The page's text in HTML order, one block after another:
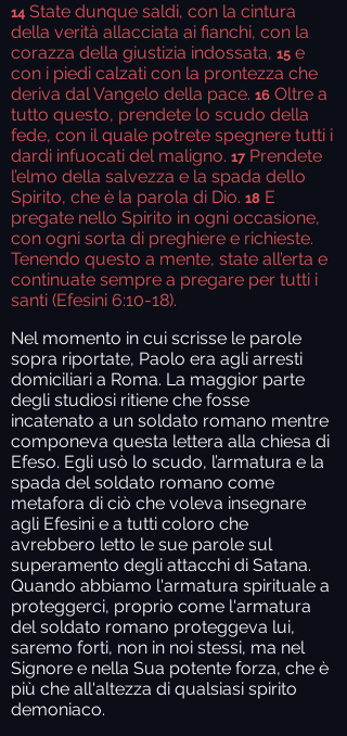
14 State dunque saldi, con la cintura
della verità allacciata ai fianchi, con la
corazza della giustizia indossata, 15 e
con i piedi calzati con la prontezza che
deriva dal Vangelo della pace. 16 Oltre a
tutto questo, prendete lo scudo della
fede, con il quale potrete spegnere tutti i
dardi infuocati del maligno. 17 Prendete
l’elmo della salvezza e la spada dello
Spirito, che è la parola di Dio. 18 E
pregate nello Spirito in ogni occasione,
con ogni sorta di preghiere e richieste.
Tenendo questo a mente, state all’erta e
continuate sempre a pregare per tutti i
santi (Efesini 6:10-18).
Nel momento in cui scrisse le parole
sopra riportate, Paolo era agli arresti
domiciliari a Roma. La maggior parte
degli studiosi ritiene che fosse
incatenato a un soldato romano mentre
componeva questa lettera alla chiesa di
Efeso. Egli usò lo scudo, l’armatura e la
spada del soldato romano come
metafora di ciò che voleva insegnare
agli Efesini e a tutti coloro che
avrebbero letto le sue parole sul
superamento degli attacchi di Satana.
Quando abbiamo l'armatura spirituale a
proteggerci, proprio come l'armatura
del soldato romano proteggeva lui,
saremo forti, non in noi stessi, ma nel
Signore e nella Sua potente forza, che è
più che all'altezza di qualsiasi spirito
demoniaco.